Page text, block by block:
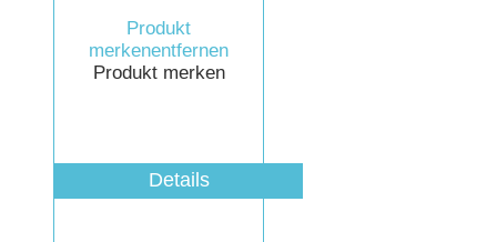
Produkt
merkenentfernen
Produkt merken
Details